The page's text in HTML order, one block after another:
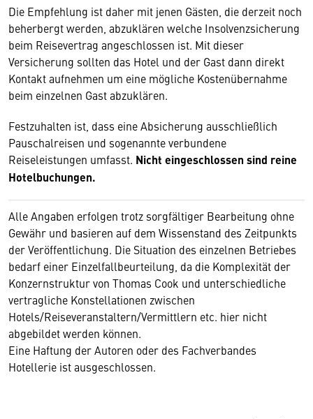
Die Empfehlung ist daher mit jenen Gästen, die derzeit noch
beherbergt werden, abzuklären welche Insolvenzsicherung
beim Reisevertrag angeschlossen ist. Mit dieser
Versicherung sollten das Hotel und der Gast dann direkt
Kontakt aufnehmen um eine mögliche Kostenübernahme
beim einzelnen Gast abzuklären.
Festzuhalten ist, dass eine Absicherung ausschließlich
Pauschalreisen und sogenannte verbundene
Reiseleistungen umfasst. Nicht eingeschlossen sind reine
Hotelbuchungen.
Alle Angaben erfolgen trotz sorgfältiger Bearbeitung ohne
Gewähr und basieren auf dem Wissenstand des Zeitpunkts
der Veröffentlichung. Die Situation des einzelnen Betriebes
bedarf einer Einzelfallbeurteilung, da die Komplexität der
Konzernstruktur von Thomas Cook und unterschiedliche
vertragliche Konstellationen zwischen
Hotels/Reiseveranstaltern/Vermittlern etc. hier nicht
abgebildet werden können.
Eine Haftung der Autoren oder des Fachverbandes
Hotellerie ist ausgeschlossen.